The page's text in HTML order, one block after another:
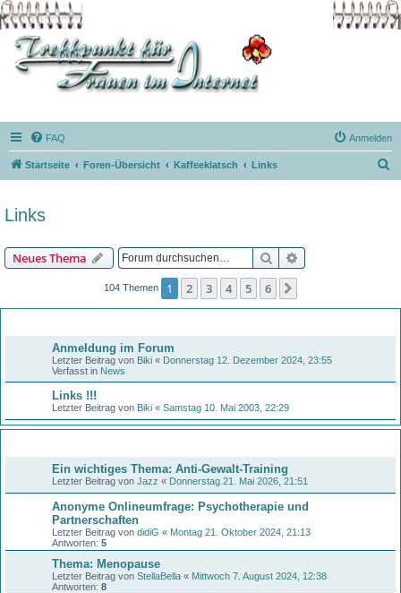
FAQ Anmelden
Startseite Foren-Übersicht Kaffeeklatsch Links
Links
Neues Thema Suche
104 Themen 1 2 3 4 5 6
Anmeldung im Forum
Letzter Beitrag von Biki « Donnerstag 12. Dezember 2024, 23:55
Verfasst in News
Links !!!
Letzter Beitrag von Biki « Samstag 10. Mai 2003, 22:29
Ein wichtiges Thema: Anti-Gewalt-Training
Letzter Beitrag von Jazz « Donnerstag 21. Mai 2026, 21:51
Anonyme Onlineumfrage: Psychotherapie und
Partnerschaften
Letzter Beitrag von didiG « Montag 21. Oktober 2024, 21:13
Antworten: 5
Thema: Menopause
Letzter Beitrag von StellaBella « Mittwoch 7. August 2024, 12:38
Antworten: 8